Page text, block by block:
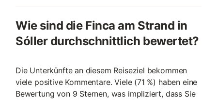
Wie sind die Finca am Strand in
Sóller durchschnittlich bewertet?
Die Unterkünfte an diesem Reiseziel bekommen
viele positive Kommentare. Viele (71 %) haben eine
Bewertung von 9 Sternen, was impliziert, dass Sie